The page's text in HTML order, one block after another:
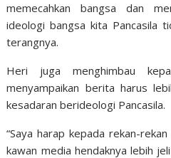
memecahkan bangsa dan
ideologi bangsa kita Pancasila
terangnya.
Heri juga menghimbau
menyampaikan berita harus
kesadaran berideologi Pancasila.
“Saya harap kepada rekan-
kawan media hendaknya lebih